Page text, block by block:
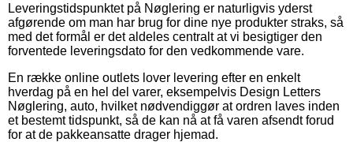
Leveringstidspunktet på Nøglering er naturligvis yderst
afgørende om man har brug for dine nye produkter straks, så
med det formål er det aldeles centralt at vi besigtiger den
forventede leveringsdato for den vedkommende vare.
En række online outlets lover levering efter en enkelt
hverdag på en hel del varer, eksempelvis Design Letters
Nøglering, auto, hvilket nødvendiggør at ordren laves inden
et bestemt tidspunkt, så de kan nå at få varen afsendt forud
for at de pakkeansatte drager hjemad.